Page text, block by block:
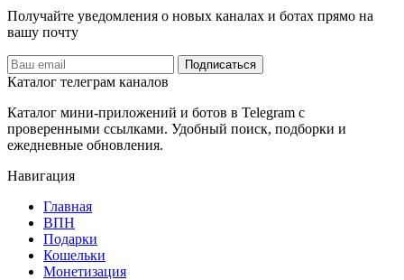
Получайте уведомления о новых каналах и ботаx прямо на
вашу почту
Подписаться
Каталог телеграм каналов
Каталог мини-приложений и ботов в Telegram с
проверенными ссылками. Удобный поиск, подборки и
ежедневные обновления.
Навигация
Главная
️ВПН
Подарки
Кошельки
Монетизация